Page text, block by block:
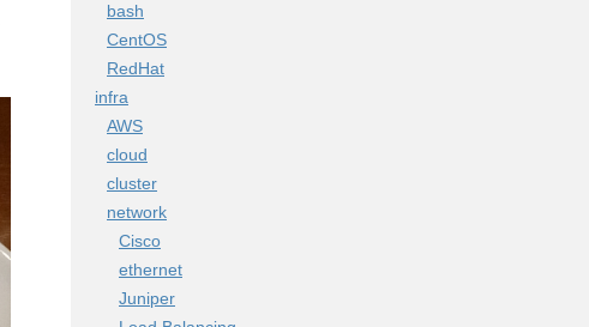
bash
CentOS
RedHat
infra
AWS
cloud
cluster
network
Cisco
ethernet
Juniper